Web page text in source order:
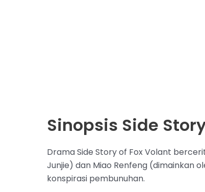
Sinopsis Side
Drama Side Story of Fox Volant
Junjie) dan Miao Renfeng (dimainkan
konspirasi pembunuhan.